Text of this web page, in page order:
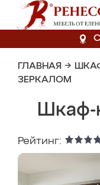
ГЛАВНАЯ →
ЗЕРКАЛОМ
Шкаф-
Рейтинг: